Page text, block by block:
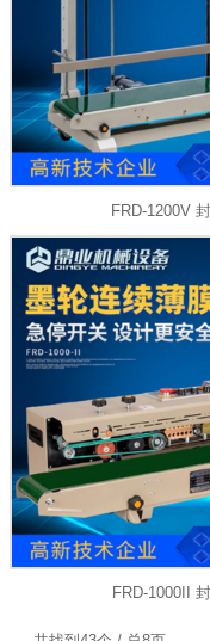
FRD-1200V
FRD-1000II